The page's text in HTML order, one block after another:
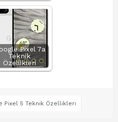
Pixel 7a
Teknik
Özellikleri
Pixel 5 Teknik Özellikleri